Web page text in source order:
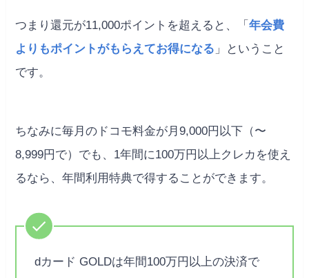
つまり還元が11,000ポイントを超えると、「年会費
よりもポイントがもらえてお得になる 」ということ
です。
ちなみに毎月のドコモ料金が月9,000円以下（〜
8,999円で）でも、1年間に100万円以上クレカを使え
るなら、年間利用特典で得することができます。
dカード GOLDは年間100万円以上の決済で